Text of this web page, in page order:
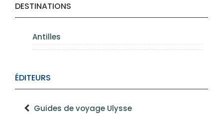
DESTINATIONS
Antilles
ÉDITEURS
Guides de voyage Ulysse